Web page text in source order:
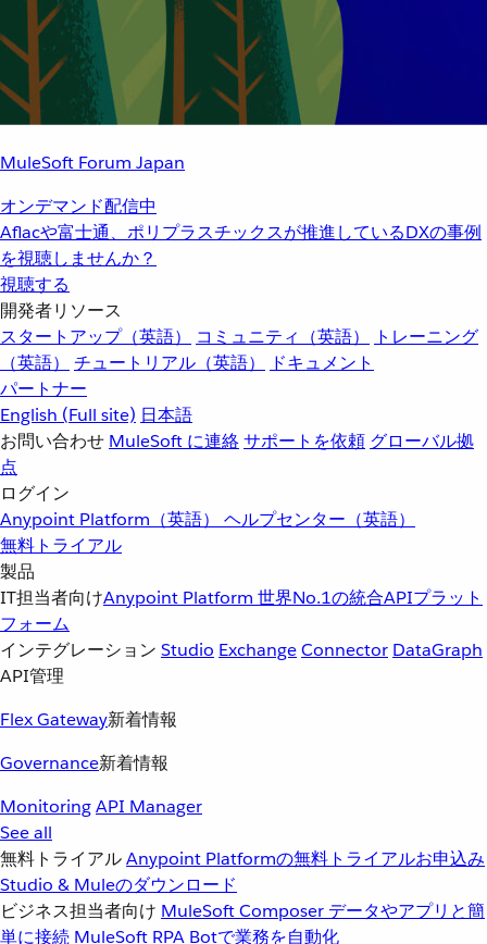
MuleSoft Forum Japan
オンデマンド配信中
Aflacや富士通、ポリプラスチックスが推進しているDXの事例
を視聴しませんか？
視聴する
開発者リソース
スタートアップ（英語）
コミュニティ（英語）
トレーニング
（英語）
チュートリアル（英語）
ドキュメント
パートナー
English (Full site) 日本語
お問い合わせ MuleSoft に連絡サポートを依頼 グローバル拠
点
ログイン
Anypoint Platform（英語） ヘルプセンター（英語）
無料トライアル
製品
IT担当者向けAnypoint Platform 世界No.1の統合APIプラット
フォーム
インテグレーション Studio ExchangeConnector DataGraph
API管理
Flex Gateway新着情報
Governance新着情報
MonitoringAPI Manager
See all
無料トライアルAnypoint Platformの無料トライアルお申込み
Studio & Muleのダウンロード
ビジネス担当者向け MuleSoft Composer データやアプリと簡
単に接続 MuleSoft RPA Botで業務を自動化